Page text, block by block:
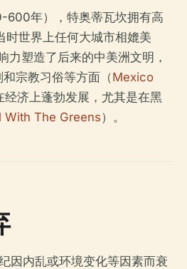
600年），特奥蒂瓦坎拥有高
时世界上任何大城市相媲美
力塑造了后来的中美洲文明，
宗教习俗等方面（Mexico
经济上蓬勃发展，尤其是在黑
With The Greens）。
因内乱或环境变化等因素而衰